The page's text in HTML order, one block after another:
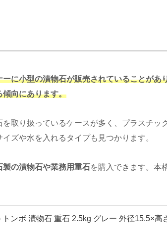
に小型の漬物石が販売されていることがあ
傾向にあります。
を取り扱っているケースが多く、プラスチッ
ズや水を入れるタイプも見つかります。
製の漬物石や業務用重石を購入できます。本
ンボ 漬物石 重石 2.5kg グレー 外径15.5×高